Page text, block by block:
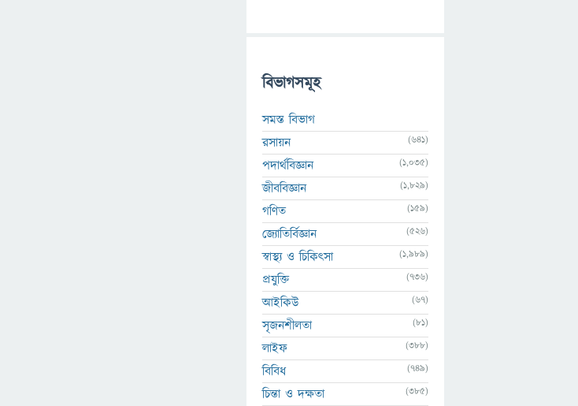
বিভাগসমূহ
সমস্ত বিভাগ
রসায়ন
(641)
পদার্থবিজ্ঞান (1,035)
জীববিজ্ঞান (1,829)
গণিত (159)
জ্যোতির্বিজ্ঞান (526)
স্বাস্থ্য ও চিকিৎসা (1,989)
প্রযুক্তি (736)
আইকিউ (67)
সৃজনশীলতা (81)
লাইফ (388)
বিবিধ (749)
চিন্তা ও দক্ষতা (385)